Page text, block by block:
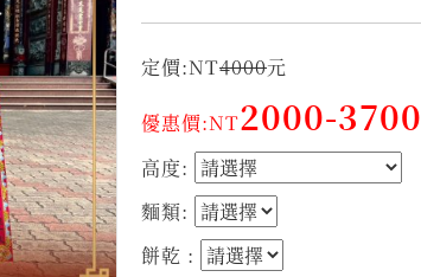
定價:NT4000元
優惠價:NT2000-3700
高度:
麵類:
餅乾 :